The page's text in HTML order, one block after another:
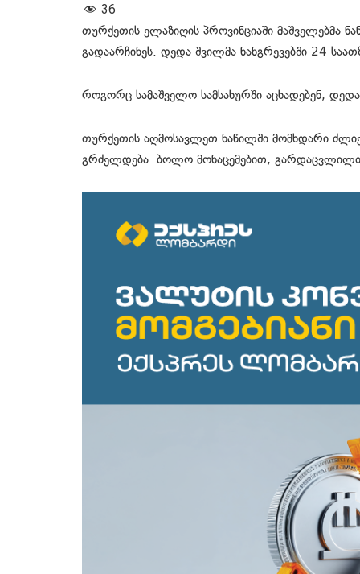
36
თურქეთის ელაზიღის პროვინციაში მაშველებმა
გადაარჩინეს. დედა-შვილმა ნანგრევებში 24
როგორც სამაშველო სამსახურში აცხადებენ,
თურქეთის აღმოსავლეთ ნაწილში მომხდარი
გრძელდება. ბოლო მონაცემებით,